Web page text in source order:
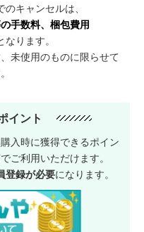
キャンセルは、
手数料、梱包費用
なります。
未使用のものに限らせて
イント
入時に獲得できるポイン
ご利用いただけます。
登録が必要になります。